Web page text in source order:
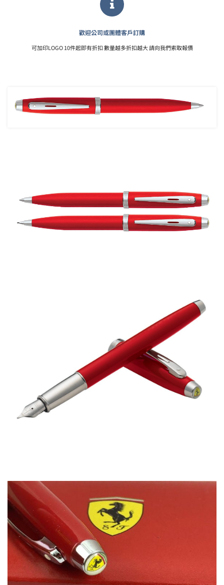
歡迎公司或團體客戶訂購
可加印LOGO 10件起即有折扣 數量越多折扣越大 請向我們索取報價